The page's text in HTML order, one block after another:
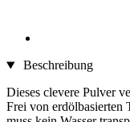
Beschreibung
Dieses clevere Pulver
Frei von erdölbasierten